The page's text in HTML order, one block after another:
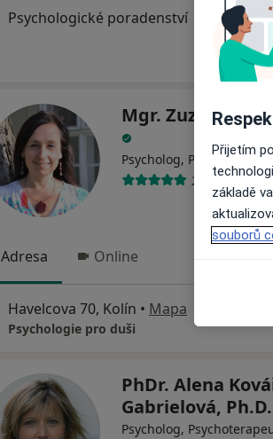
Psychologické poradenství
Mgr. Zuzana
Psycholog,
20 názorů
Adresa Online
Havelcova 70, Kolín • Mapa
Psychologie pro duši
PhDr. Alena
Gabrielová, Ph.D.
Psycholog,
Přijetím
základě
souborů